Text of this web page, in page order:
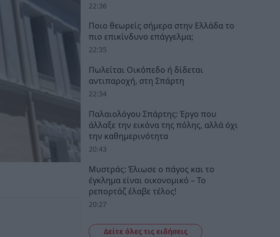
22:36
Ποιο θεωρείς σήμερα στην Ελλάδα το
πιο επικίνδυνο επάγγελμα;
22:35
Πωλείται Οικόπεδο ή δίδεται
αντιπαροχή, στη Σπάρτη
22:34
Παλαιολόγου Σπάρτης: Έργο που
άλλαξε την εικόνα της πόλης, αλλά όχι
την καθημερινότητα
20:43
Μυστράς: Έλιωσε ο πάγος και το
έγκλημα είναι οικονομικό – Το
ρεπορτάζ έλαβε τέλος!
20:27
Δείτε όλες τις ειδήσεις